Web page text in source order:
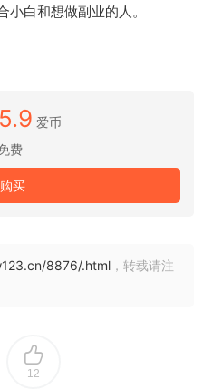
白和想做副业的人。
5.9 爱币
费
买
8876/.html ，转载请注
12